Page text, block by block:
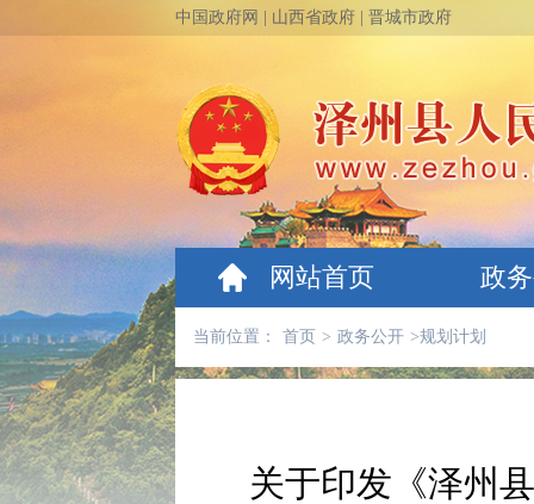
中国政府网 山西省政府 晋城市政府
网站首页 政
当前位置： 首页 > 政务公开 >规划计划
关于印发《泽州